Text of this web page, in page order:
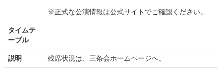
※正式な公演情報は公式サイトでご確認ください。
タイムテ
ーブル
説明 残席状況は、三条会ホームページへ。